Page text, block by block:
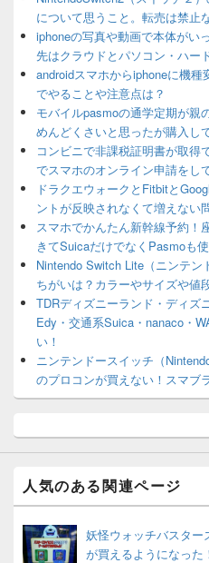
について思うこと。転売は禁止
iphoneの写真や動画で本体がい
先はクラウドとパソコン・ハー
androidスマホからiphoneに機
でやることや注意点は？
モバイルpasmoの通学定期が親
めんどくさいと思ったが購入し
コンビニで非課税証明書が取得
でスマホのオンライン申請をし
ドラクエウォークとFitbitと
ントが反映されなくて増えない
スマホでかんたん新幹線予約！
きてSuicaだけでなくPasmoも
Nintendo Switch Lite（ニンテ
ちがいは？カラーやサイズや値
TDRディズニーランド・ディズ
Edy・交通系Suica・nanaco・
い！
ニンテンドースイッチ（
のプロコンが買えない！スマブ
人気のある関連ページ
妖怪ウォッチバスター
が買えるようになった